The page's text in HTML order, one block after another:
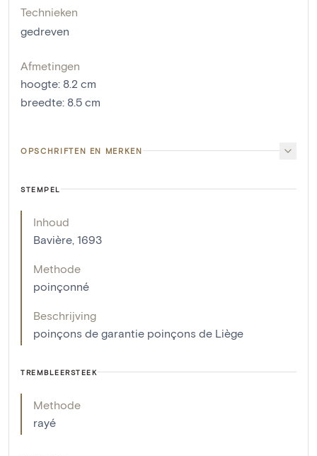
Technieken
gedreven
Afmetingen
hoogte: 8.2 cm
breedte: 8.5 cm
OPSCHRIFTEN EN MERKEN
STEMPEL
Inhoud
Bavière, 1693
Methode
poinçonné
Beschrijving
poinçons de garantie poinçons de Liège
TREMBLEERSTEEK
Methode
rayé